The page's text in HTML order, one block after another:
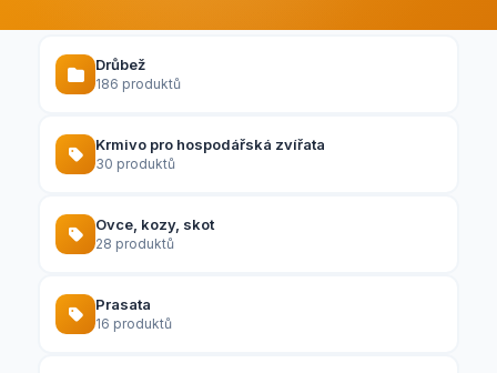
Drůbež
186 produktů
Krmivo pro hospodářská zvířata
30 produktů
Ovce, kozy, skot
28 produktů
Prasata
16 produktů